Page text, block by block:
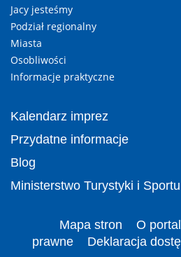
Jacy jesteśmy
Podział regionalny
Miasta
Osobliwości
Informacje praktyczne
Kalendarz imprez
Przydatne informacje
Blog
Ministerstwo Turystyki i
Mapa stron O
prawne
Deklaracja